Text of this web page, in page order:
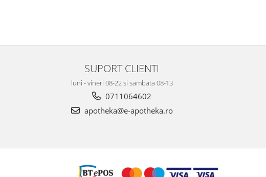
SUPORT CLIENTI
luni - vineri 08-22 si sambata 08-13
0711064602
apotheka@e-apotheka.ro